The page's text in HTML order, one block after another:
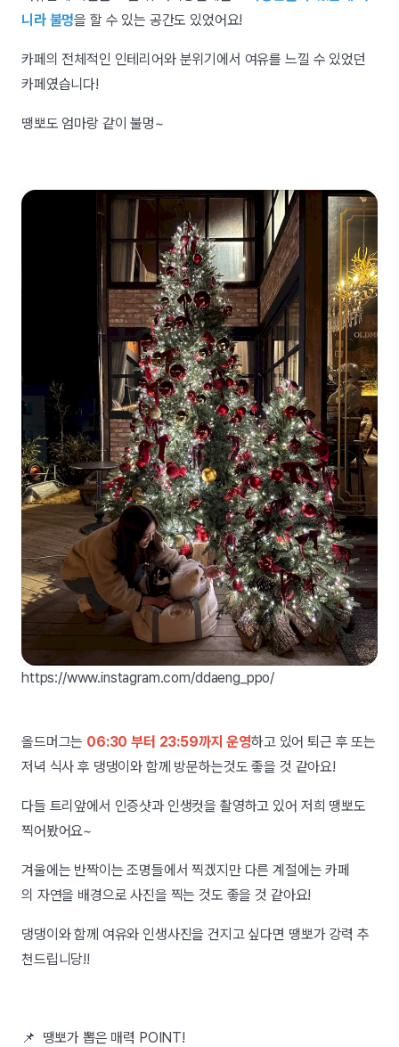
니라 불멍을 할 수 있는 공간도 있었어요!
카페의 전체적인 인테리어와 분위기에서 여유를 느낄 수 있었던
카페였습니다!
땡뽀도 엄마랑 같이 불멍~
https://www.instagram.com/ddaeng_ppo/
올드머그는 06:30 부터 23:59까지 운영하고 있어 퇴근 후 또는
저녁 식사 후 댕댕이와 함께 방문하는것도 좋을 것 같아요!
다들 트리앞에서 인증샷과 인생컷을 촬영하고 있어 저희 땡뽀도
찍어봤어요~
겨울에는 반짝이는 조명들에서 찍겠지만 다른 계절에는 카페
의 자연을 배경으로 사진을 찍는 것도 좋을 것 같아요!
댕댕이와 함께 여유와 인생사진을 건지고 싶다면 땡뽀가 강력 추
천드립니당!!
📌 땡뽀가 뽑은 매력 POINT!